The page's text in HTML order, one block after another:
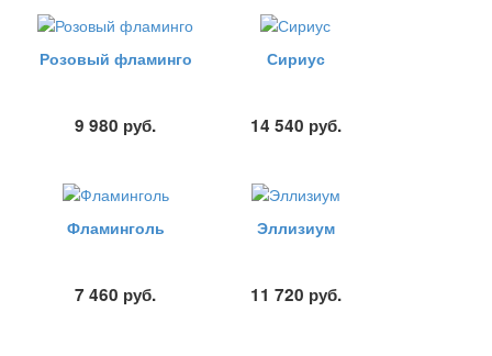
Розовый фламинго
9 980 руб.
Сириус
14 540 руб.
Фламинголь
7 460 руб.
Эллизиум
11 720 руб.